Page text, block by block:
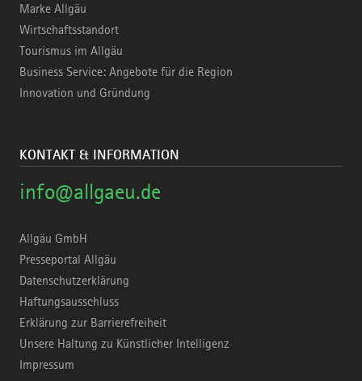
Marke Allgäu
Wirtschaftsstandort
Tourismus im Allgäu
Business Service: Angebote für die Region
Innovation und Gründung
KONTAKT & INFORMATION
info@allgaeu.de
Allgäu GmbH
Presseportal Allgäu
Datenschutzerklärung
Haftungsausschluss
Erklärung zur Barrierefreiheit
Unsere Haltung zu Künstlicher Intelligenz
Impressum